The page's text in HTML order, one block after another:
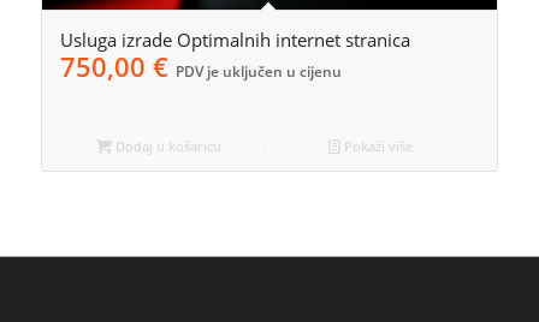
Usluga izrade Optimalnih internet stranica
750,00 € PDV je uključen u cijenu
Dodaj u košaricu Pokaži više